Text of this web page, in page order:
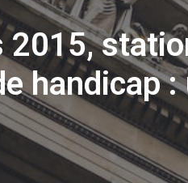
2015,
handicap :